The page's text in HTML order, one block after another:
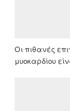
Οι πιθανές
μυοκαρδίου